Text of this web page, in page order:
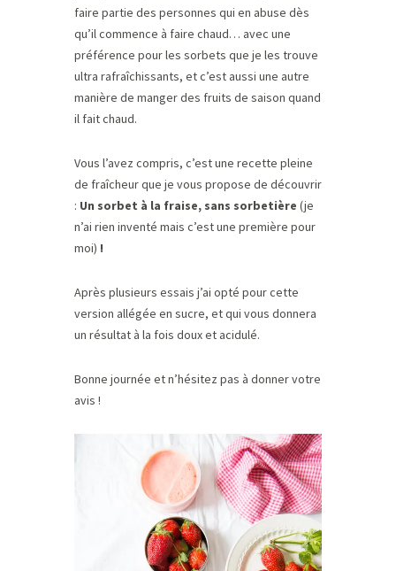
faire partie des personnes qui en abuse dès
qu’il commence à faire chaud… avec une
préférence pour les sorbets que je les trouve
ultra rafraîchissants, et c’est aussi une autre
manière de manger des fruits de saison quand
il fait chaud.
Vous l’avez compris, c’est une recette pleine
de fraîcheur que je vous propose de découvrir
: Un sorbet à la fraise, sans sorbetière (je
n’ai rien inventé mais c’est une première pour
moi) !
Après plusieurs essais j’ai opté pour cette
version allégée en sucre, et qui vous donnera
un résultat à la fois doux et acidulé.
Bonne journée et n’hésitez pas à donner votre
avis !